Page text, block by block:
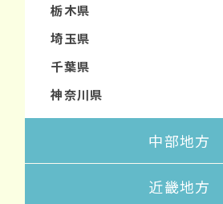
栃木県
埼玉県
千葉県
神奈川県
中部地方
近畿地方